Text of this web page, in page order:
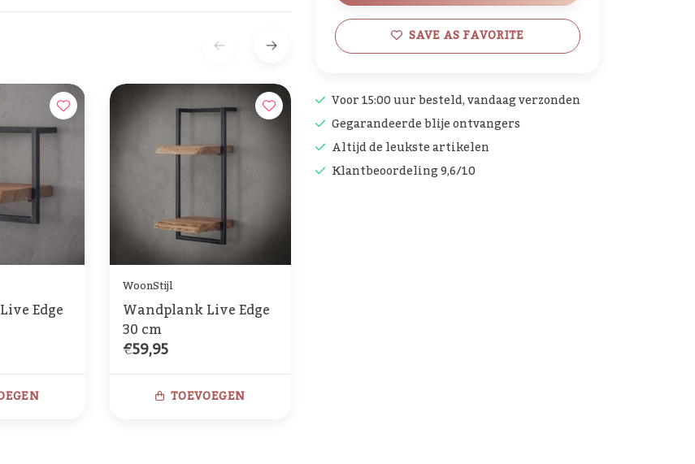
SAVE AS FAVORITE
Voor 15:00 uur besteld, vandaag verzonden
Gegarandeerde blije ontvangers
Altijd de leukste artikelen
Klantbeoordeling 9,6/10
Edge
WoonStijl
Wandplank Live Edge
30 cm
€59,95
TOEVOEGEN